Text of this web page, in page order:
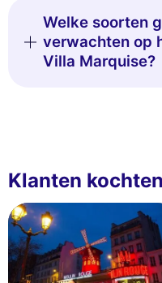
Welke soorten
verwachten op
Villa Marquise?
Klanten